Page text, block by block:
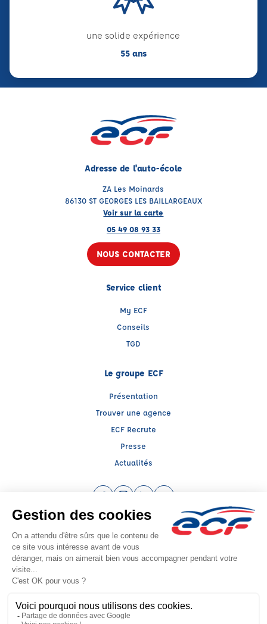
une solide expérience
55 ans
Adresse de l'auto-école
ZA Les Moinards
86130 ST GEORGES LES BAILLARGEAUX
Voir sur la carte
05 49 08 93 33
NOUS CONTACTER
Service client
My ECF
Conseils
TGD
Le groupe ECF
Présentation
Trouver une agence
ECF Recrute
Presse
Actualités
Facebook (nouvelle fenêtre)
Instagram (nouvelle fenêtre)
LinkedIn (nouvelle fenêtre)
YouTube (nouvelle
Raison sociale : ECF CER CENTRE ATLANTIQUE - Capital social: 2500000€
SIREN: 312379266 - Numéro de TVA intracommunautaire: FR 52 312379266
Agrément n°E1408600130
Siège social : RN 11 - Rte de la Mothe Les Champs Dorés, LA CRECHE (79260) -